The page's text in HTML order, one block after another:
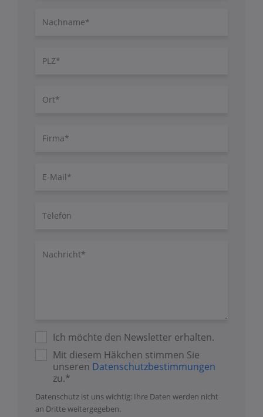
Nachname
PLZ
Ort
Firma
E-
Telefon
Nachricht/Fragen
Ich möchte den Newsletter erhalten.
Mit diesem Häkchen stimmen Sie
unseren Datenschutzbestimmungen
zu.*
Datenschutz ist uns wichtig: Ihre Daten werden nicht
an Dritte weitergegeben.